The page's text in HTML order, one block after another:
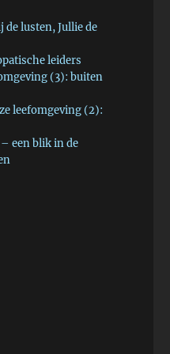
de lusten, Jullie de
leiders
(3): buiten
leefomgeving (2):
een blik in de